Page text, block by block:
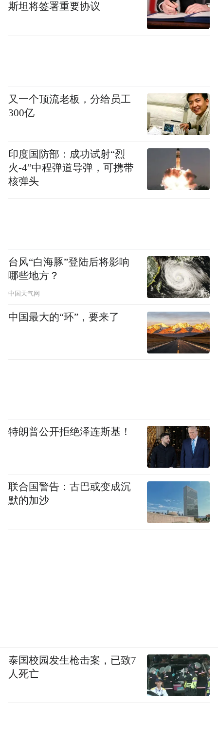
斯坦将签署重要协议
又一个顶流老板，分给员工
300亿
印度国防部：成功试射“烈
火-4”中程弹道导弹，可携带
核弹头
台风“白海豚”登陆后将影响
哪些地方？
中国天气网
中国最大的“环”，要来了
特朗普公开拒绝泽连斯基！
联合国警告：古巴或变成沉
默的加沙
泰国校园发生枪击案，已致7
人死亡